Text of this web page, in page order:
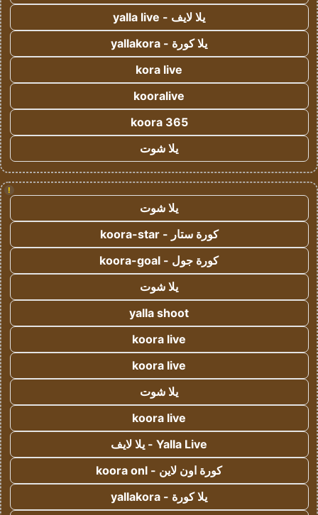
يلا لايف - yalla live
يلا كورة - yallakora
kora live
kooralive
koora 365
يلا شوت
!
يلا شوت
كورة ستار - koora-star
كورة جول - koora-goal
يلا شوت
yalla shoot
koora live
koora live
يلا شوت
koora live
Yalla Live - يلا لايف
كورة اون لاين - koora onl
يلا كورة - yallakora